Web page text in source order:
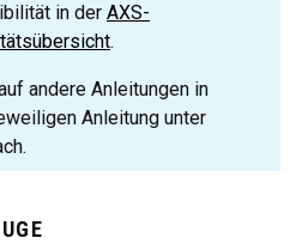
in der AXS-
.
andere Anleitungen in
Anleitung unter